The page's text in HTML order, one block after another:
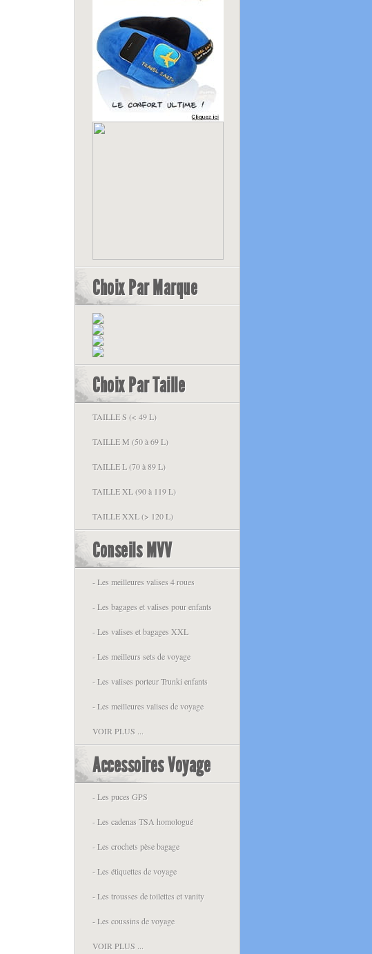
Choix Par Marque
Choix Par Taille
TAILLE S (< 49 L)
TAILLE M (50 à 69 L)
TAILLE L (70 à 89 L)
TAILLE XL (90 à 119 L)
TAILLE XXL (> 120 L)
Conseils MVV
- Les meilleures valises 4 roues
- Les bagages et valises pour enfants
- Les valises et bagages XXL
- Les meilleurs sets de voyage
- Les valises porteur Trunki enfants
- Les meilleures valises de voyage
VOIR PLUS ...
Accessoires Voyage
- Les puces GPS
- Les cadenas TSA homologué
- Les crochets pèse bagage
- Les étiquettes de voyage
- Les trousses de toilettes et vanity
- Les coussins de voyage
VOIR PLUS ...